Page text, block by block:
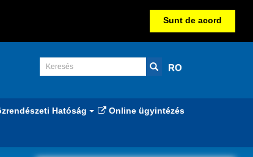
Sunt de acord
RO
Hatóság Online ügyintézés